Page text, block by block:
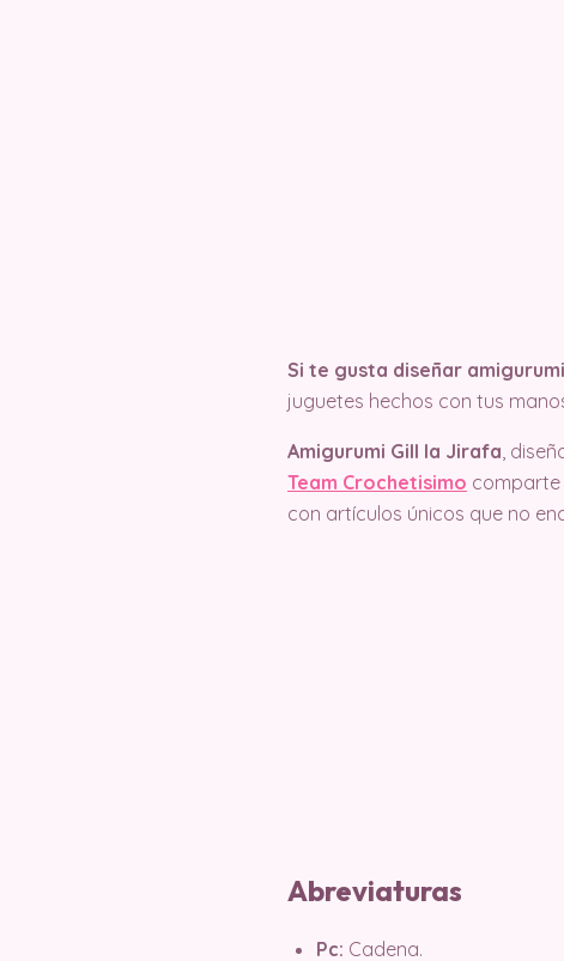
Si te gusta diseñar
juguetes hechos con tus
Amigurumi Gill la Jirafa ,
Team Crochetisimo comparte
con artículos únicos que no
Abreviaturas
Pc: Cadena.